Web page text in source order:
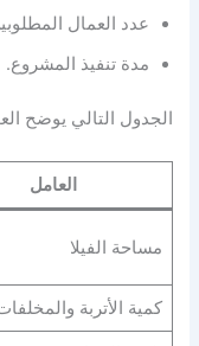
عدد العمال
مدة تنفيذ المشروع.
الجدول التالي يوضح
العامل
مساحة الفيلا
كمية الأتربة